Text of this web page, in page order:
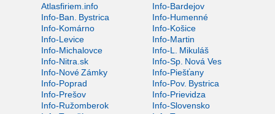
Atlasfiriem.info
Info-Bardejov
Info-Ban. Bystrica
Info-Humenné
Info-Komárno
Info-Košice
Info-Levice
Info-Martin
Info-Michalovce
Info-L. Mikuláš
Info-Nitra.sk
Info-Sp. Nová Ves
Info-Nové Zámky
Info-Piešťany
Info-Poprad
Info-Pov. Bystrica
Info-Prešov
Info-Prievidza
Info-Ružomberok
Info-Slovensko